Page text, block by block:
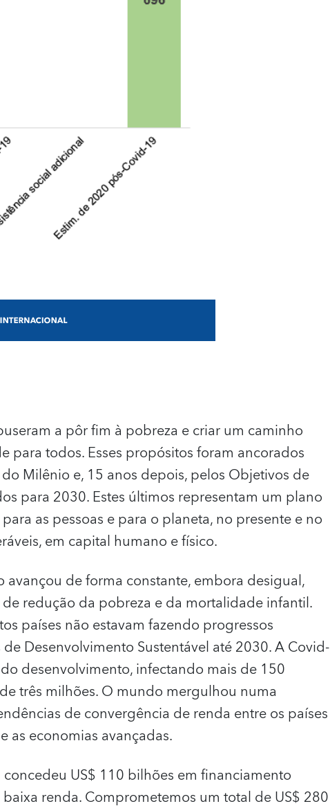
a pôr fim à pobreza e criar um caminho
todos. Esses propósitos foram ancorados
Milênio e, 15 anos depois, pelos Objetivos de
para 2030. Estes últimos representam um plano
as pessoas e para o planeta, no presente e no
em capital humano e físico.
de forma constante, embora desigual,
redução da pobreza e da mortalidade infantil.
países não estavam fazendo progressos
Desenvolvimento Sustentável até 2030. A Covid-
desenvolvimento, infectando mais de 150
três milhões. O mundo mergulhou numa
de convergência de renda entre os países
as economias avançadas.
US$ 110 bilhões em financiamento
renda. Comprometemos um total de US$ 280